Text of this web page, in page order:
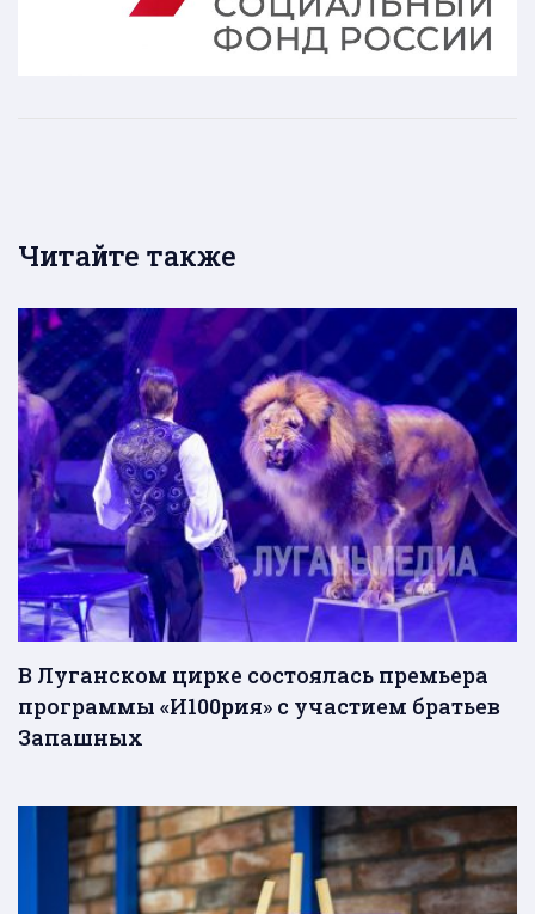
Читайте также
В Луганском цирке состоялась премьера
программы «И100рия» с участием братьев
Запашных